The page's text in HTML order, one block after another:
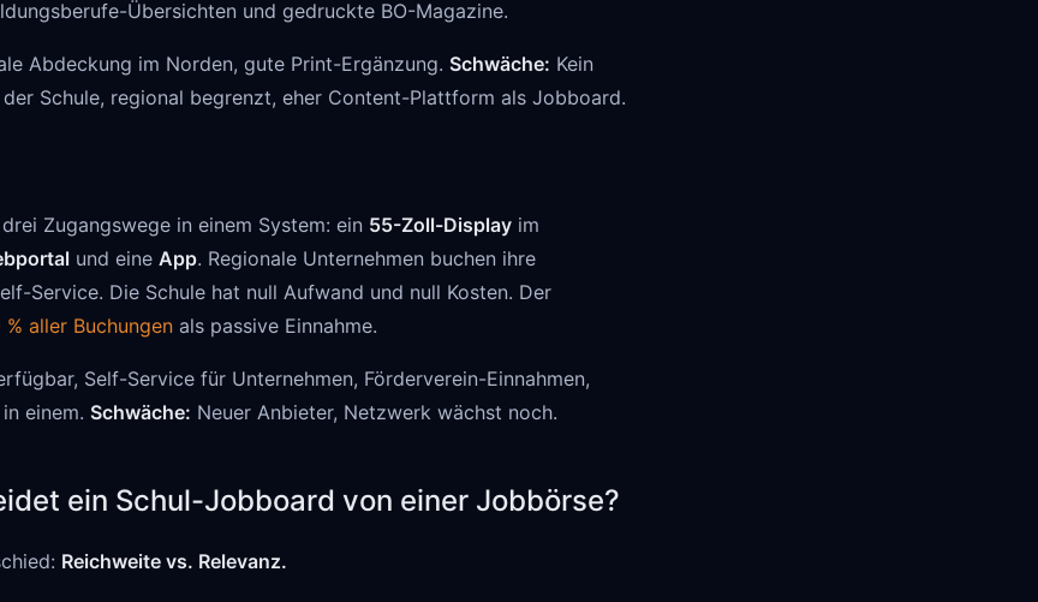
Übersichten und gedruckte BO-Magazine.
Abdeckung im Norden, gute Print-Ergänzung. Schwäche: Kein
Schule, regional begrenzt, eher Content-Plattform als Jobboard.
Zugangswege in einem System: ein 55-Zoll-Display im
und eine App. Regionale Unternehmen buchen ihre
Service. Die Schule hat null Aufwand und null Kosten. Der
aller Buchungen als passive Einnahme.
Self-Service für Unternehmen, Förderverein-Einnahmen,
einem. Schwäche: Neuer Anbieter, Netzwerk wächst noch.
ein Schul-Jobboard von einer Jobbörse?
Reichweite vs. Relevanz.